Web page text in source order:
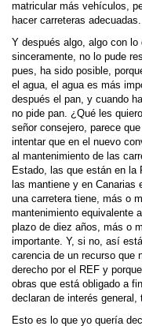
matricular más vehículos,
hacer carreteras adecuadas.
Y después algo, algo con
sinceramente, no lo pude
pues, ha sido posible,
el agua, el agua es más
después el pan, y cuando
no pide pan. ¿Qué les
señor consejero, parece
intentar que en el nuevo
al mantenimiento de las
Estado, las que están en la
las mantiene y en
una carretera tiene, más o
mantenimiento equivalente
plazo de diez años, más o
importante. Y, si no, así
carencia de un recurso que
derecho por el REF y
obras que está obligado a
declaran de interés
Esto es lo que yo quería